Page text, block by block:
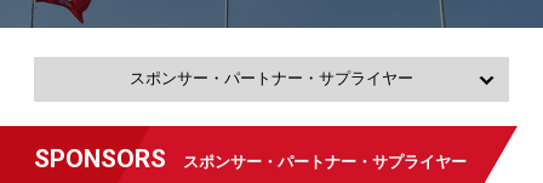
スポンサー・パートナー・サプライヤー
100オーナーズクラブ
100オーナーズクラブ会員募集
SPONSORS スポンサー・パートナー・サプライヤー